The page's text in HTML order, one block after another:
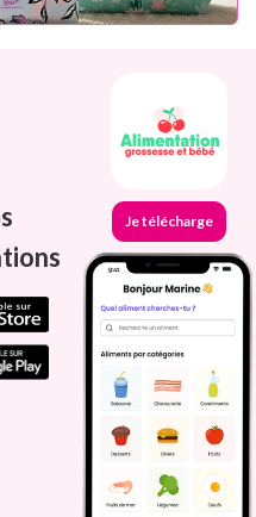
Je télécharge